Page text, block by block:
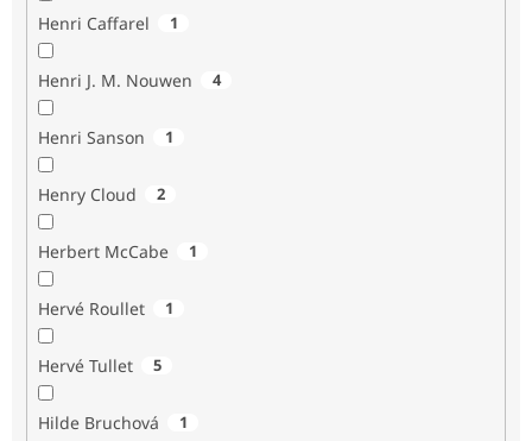
Henri Caffarel 1
Henri J. M. Nouwen 4
Henri Sanson 1
Henry Cloud 2
Herbert McCabe 1
Hervé Roullet 1
Hervé Tullet 5
Hilde Bruchová 1